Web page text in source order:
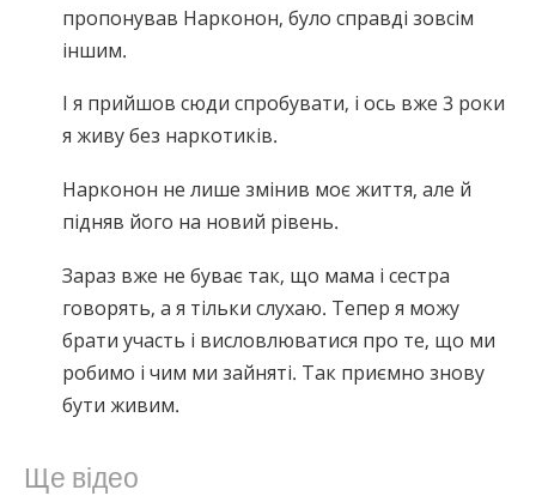
Turkish
пропонував Нарконон, було справді зовсім
іншим.
І я прийшов сюди спробувати, і ось вже 3 роки
я живу без наркотиків.
Нарконон не лише змінив моє життя, але й
підняв його на новий рівень.
Зараз вже не буває так, що мама і сестра
говорять, а я тільки слухаю. Тепер я можу
брати участь і висловлюватися про те, що ми
робимо і чим ми зайняті. Так приємно знову
бути живим.
Ще відео